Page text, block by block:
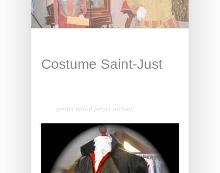
Costume Saint-Just
‹projet initial projet suivant›